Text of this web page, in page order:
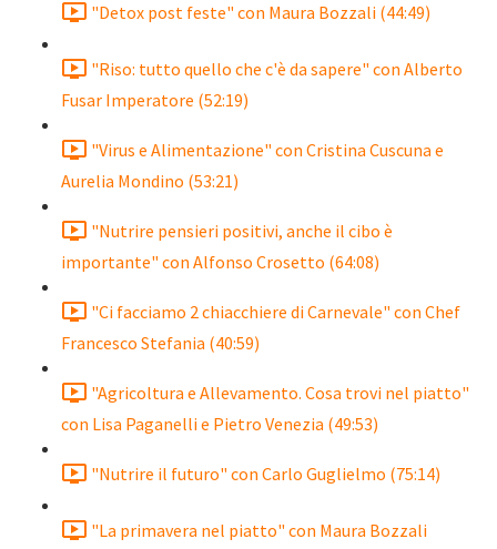
"Detox post feste" con Maura Bozzali (44:49)
"Riso: tutto quello che c'è da sapere" con Alberto
Fusar Imperatore (52:19)
"Virus e Alimentazione" con Cristina Cuscuna e
Aurelia Mondino (53:21)
"Nutrire pensieri positivi, anche il cibo è
importante" con Alfonso Crosetto (64:08)
"Ci facciamo 2 chiacchiere di Carnevale" con Chef
Francesco Stefania (40:59)
"Agricoltura e Allevamento. Cosa trovi nel piatto"
con Lisa Paganelli e Pietro Venezia (49:53)
"Nutrire il futuro" con Carlo Guglielmo (75:14)
"La primavera nel piatto" con Maura Bozzali